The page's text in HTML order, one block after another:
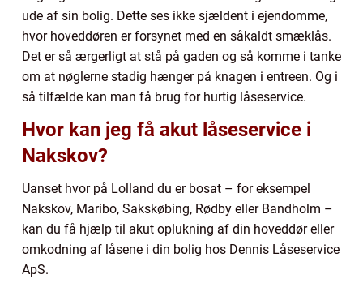
ude af sin bolig. Dette ses ikke sjældent i ejendomme,
hvor hoveddøren er forsynet med en såkaldt smæklås.
Det er så ærgerligt at stå på gaden og så komme i tanke
om at nøglerne stadig hænger på knagen i entreen. Og i
så tilfælde kan man få brug for hurtig låseservice.
Hvor kan jeg få akut låseservice i
Nakskov?
Uanset hvor på Lolland du er bosat – for eksempel
Nakskov, Maribo, Sakskøbing, Rødby eller Bandholm –
kan du få hjælp til akut oplukning af din hoveddør eller
omkodning af låsene i din bolig hos Dennis Låseservice
ApS.